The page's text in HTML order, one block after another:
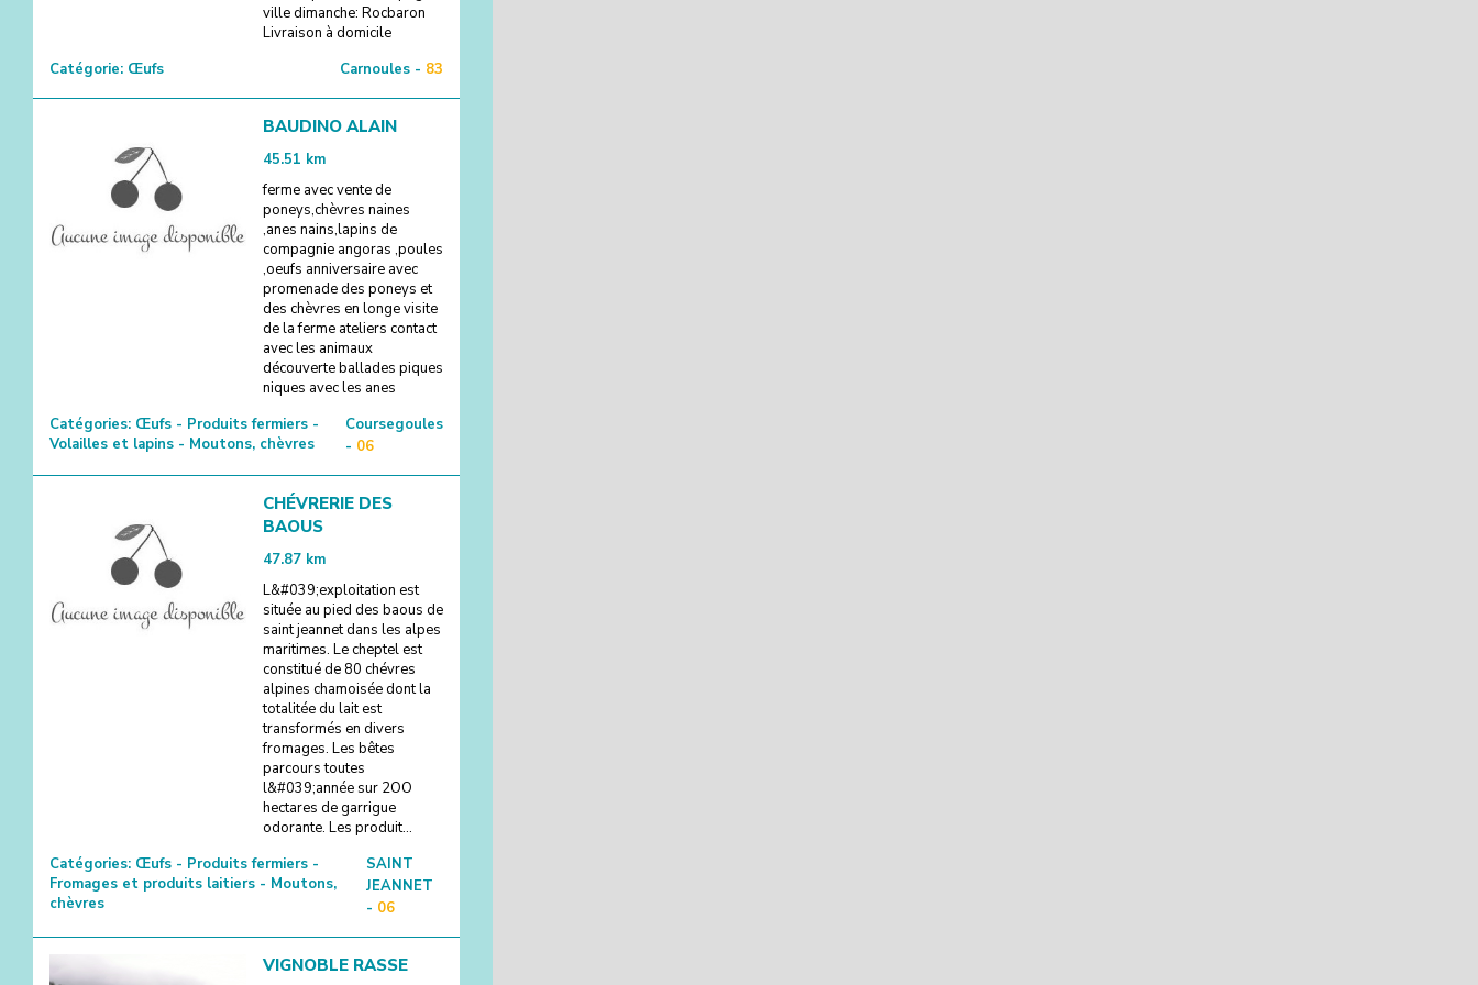
ville dimanche: Rocbaron
Livraison à domicile
Catégorie: Œufs Carnoules - 83
BAUDINO ALAIN
45.51 km
ferme avec vente de
poneys,chèvres naines
,anes nains,lapins de
compagnie angoras ,poules
,oeufs anniversaire avec
promenade des poneys et
des chèvres en longe visite
de la ferme ateliers contact
avec les animaux
découverte ballades piques
niques avec les anes
Catégories: Œufs - Produits fermiers -
Volailles et lapins - Moutons, chèvres
Coursegoules
- 06
CHÉVRERIE DES
BAOUS
47.87 km
L&#039;exploitation est
située au pied des baous de
saint jeannet dans les alpes
maritimes. Le cheptel est
constitué de 80 chévres
alpines chamoisée dont la
totalitée du lait est
transformés en divers
fromages. Les bêtes
parcours toutes
l&#039;année sur 2OO
hectares de garrigue
odorante. Les produit...
Catégories: Œufs - Produits fermiers -
Fromages et produits laitiers - Moutons,
chèvres
SAINT
JEANNET
- 06
VIGNOBLE RASSE